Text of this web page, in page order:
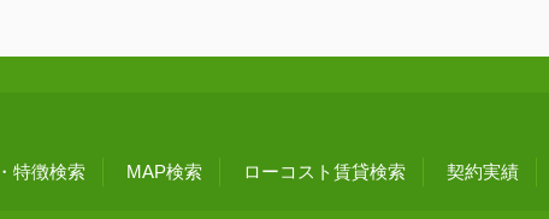
特徴検索 MAP検索 ローコスト賃貸検索 契約実績